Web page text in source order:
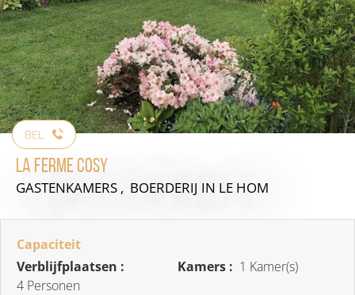
BEL
La Ferme Cosy
GASTENKAMERS , BOERDERIJ IN LE HOM
Capaciteit
Verblijfplaatsen :
4 Personen
Kamers : 1 Kamer(s)